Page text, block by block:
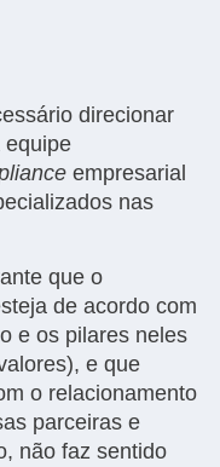
direcionar
equipe
empresarial
nas
que o
de acordo com
e os pilares neles
e que
o relacionamento
parceiras e
não faz sentido